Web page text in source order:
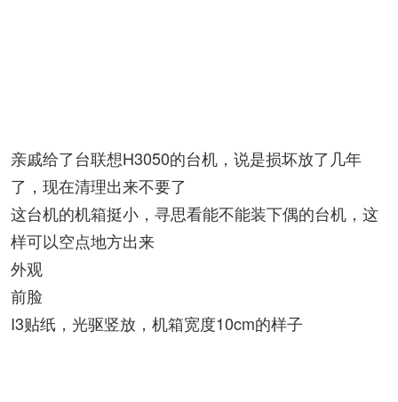
亲戚给了台联想H3050的台机，说是损坏放了几年
了，现在清理出来不要了
这台机的机箱挺小，寻思看能不能装下偶的台机，这
样可以空点地方出来
外观
前脸
I3贴纸，光驱竖放，机箱宽度10cm的样子